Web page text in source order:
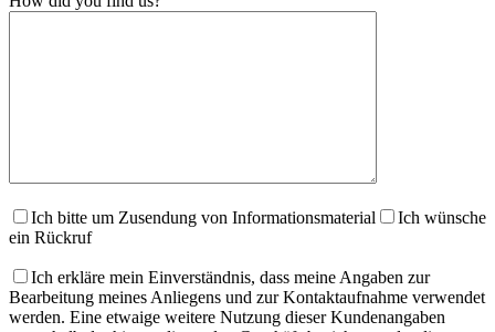
Ich bitte um Zusendung von Informationsmaterial
Ich wünsche
ein Rückruf
Ich erkläre mein Einverständnis, dass meine Angaben zur
Bearbeitung meines Anliegens und zur Kontaktaufnahme verwendet
werden. Eine etwaige weitere Nutzung dieser Kundenangaben